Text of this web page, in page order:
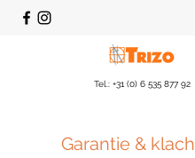
Tel.: +31 (0) 6 535 877 92
Garantie &